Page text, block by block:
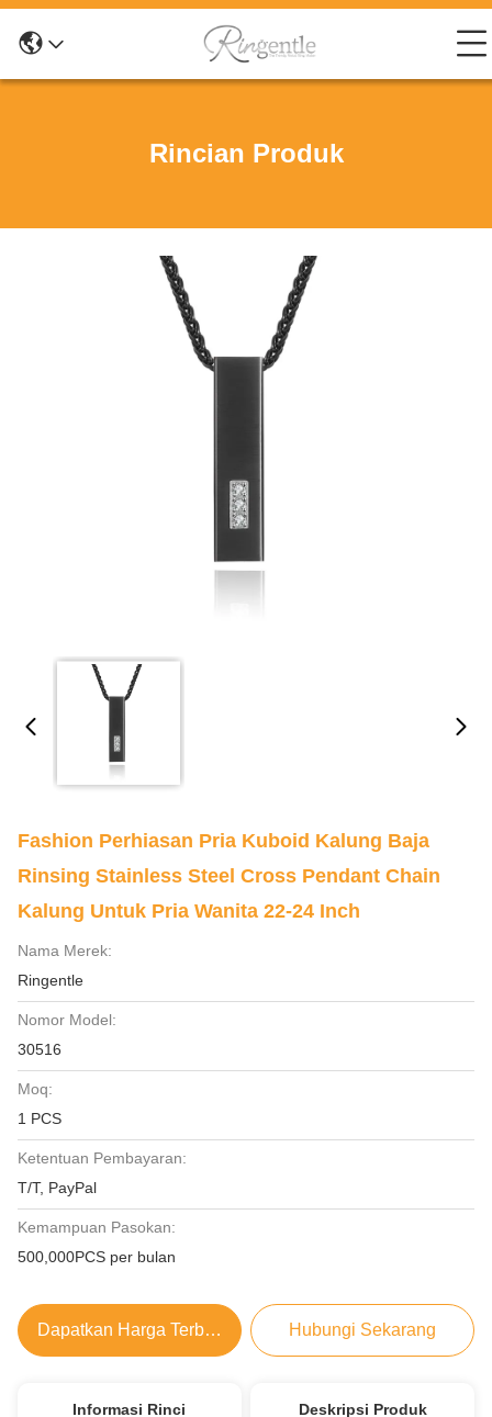
Rincian Produk
Fashion Perhiasan Pria Kuboid Kalung Baja
Rinsing Stainless Steel Cross Pendant Chain
Kalung Untuk Pria Wanita 22-24 Inch
Nama Merek:
Ringentle
Nomor Model:
30516
Moq:
1 PCS
Ketentuan Pembayaran:
T/T, PayPal
Kemampuan Pasokan:
500,000PCS per bulan
Dapatkan Harga Terbaik Hubungi Sekarang
Informasi Rinci Deskripsi Produk